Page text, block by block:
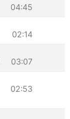
04:45
02:14
03:07
02:53